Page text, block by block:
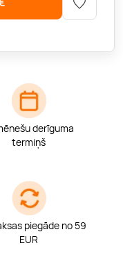
derīguma
termiņš
piegāde no 59
EUR